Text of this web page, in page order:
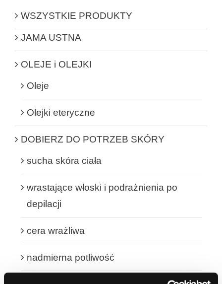
JAMA USTNA
OLEJE i OLEJKI
Oleje
Olejki eteryczne
DOBIERZ DO POTRZEB SKÓRY
sucha skóra ciała
wrastające włoski i podrażnienia po
depilacji
cera wrażliwa
nadmierna potliwość
WSZYSTKIE PRODUKTY